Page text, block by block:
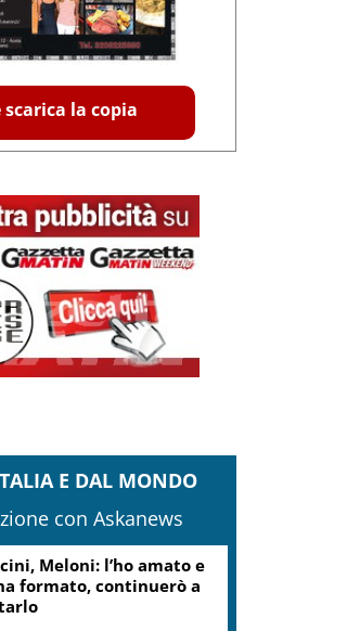
scarica la copia
E DAL MONDO
con Askanews
d’Aosta, torna la festa
di Arnad: c’è anche il